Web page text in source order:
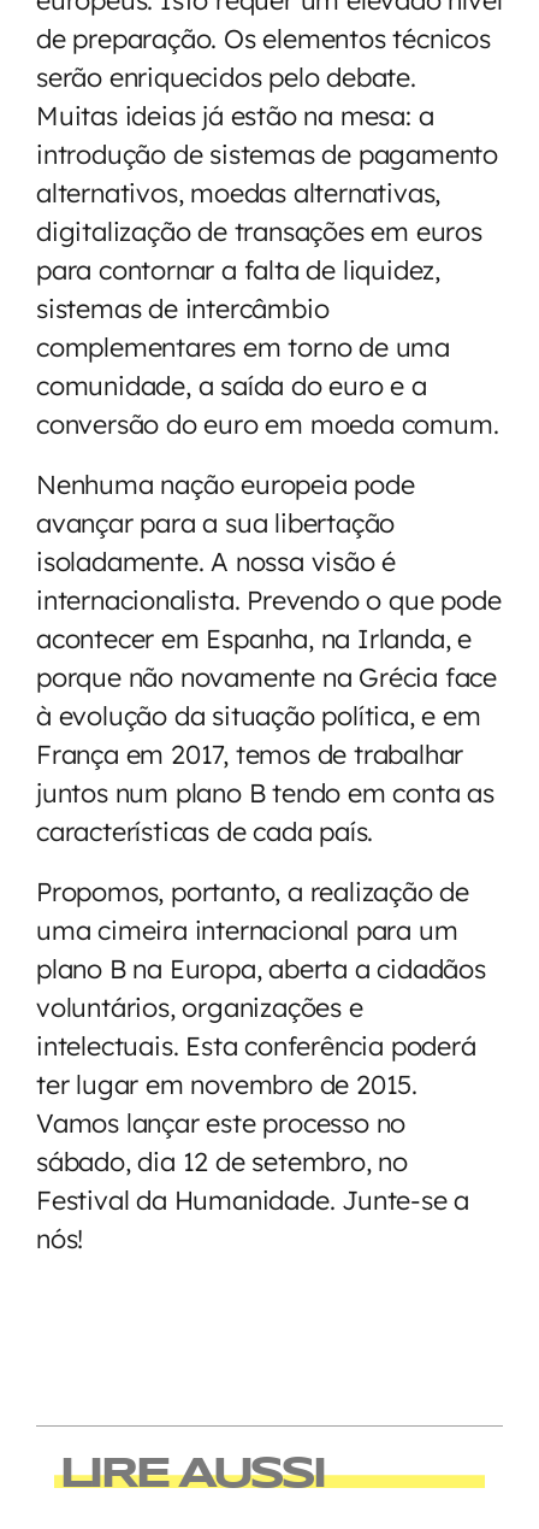
de preparação. Os elementos técnicos
serão enriquecidos pelo debate.
Muitas ideias já estão na mesa: a
introdução de sistemas de pagamento
alternativos, moedas alternativas,
digitalização de transações em euros
para contornar a falta de liquidez,
sistemas de intercâmbio
complementares em torno de uma
comunidade, a saída do euro e a
conversão do euro em moeda comum.
Nenhuma nação europeia pode
avançar para a sua libertação
isoladamente. A nossa visão é
internacionalista. Prevendo o que pode
acontecer em Espanha, na Irlanda, e
porque não novamente na Grécia face
à evolução da situação política, e em
França em 2017, temos de trabalhar
juntos num plano B tendo em conta as
características de cada país.
Propomos, portanto, a realização de
uma cimeira internacional para um
plano B na Europa, aberta a cidadãos
voluntários, organizações e
intelectuais. Esta conferência poderá
ter lugar em novembro de 2015.
Vamos lançar este processo no
sábado, dia 12 de setembro, no
Festival da Humanidade. Junte-se a
nós!
LIRE AUSSI